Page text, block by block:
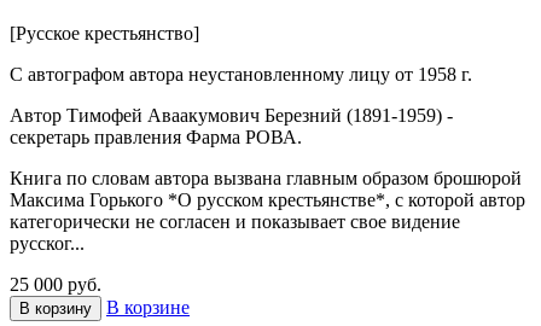
[Русское крестьянство]
С автографом автора неустановленному лицу от 1958 г.
Автор Тимофей Аваакумович Березний (1891-1959) -
секретарь правления Фарма РОВА.
Книга по словам автора вызвана главным образом брошюрой
Максима Горького *О русском крестьянстве*, с которой автор
категорически не согласен и показывает свое видение
русског...
25 000 руб.
В корзину В корзине